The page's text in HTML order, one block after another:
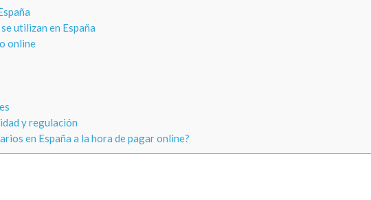
utilizan en España
online
y regulación
en España a la hora de pagar online?